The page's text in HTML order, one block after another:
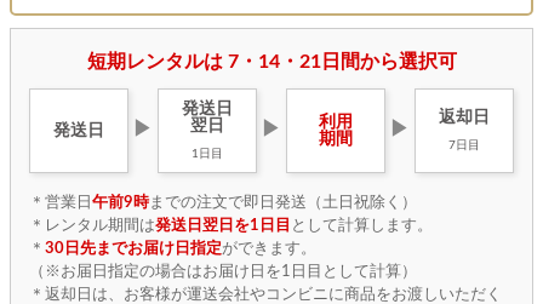
短期レンタルは 7・14・21日間から選択可
発送日 ▶
発送日
翌日
1日目
▶
利用
期間
▶
返却日
7日目
＊営業日 午前9時までの注文で即日発送（土日祝除く）
＊レンタル期間は発送日翌日を1日目 として計算します。
＊ 30日先までお届け日指定ができます。
（※お届日指定の場合はお届け日を1日目として計算）
＊返却日は、お客様が運送会社やコンビニに商品をお渡しいただく